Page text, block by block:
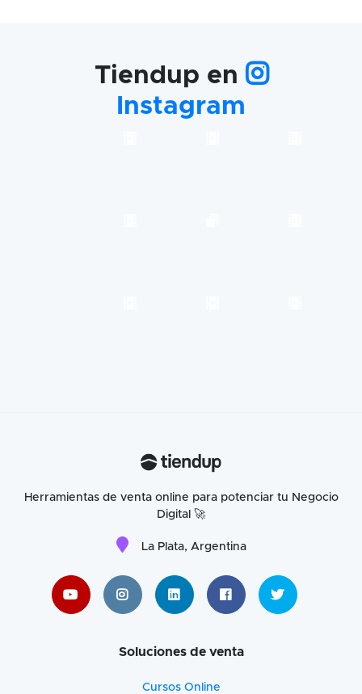
Tiendup en
Instagram
Herramientas de venta online para potenciar tu Negocio
Digital 🚀
La Plata, Argentina
Soluciones de venta
Cursos Online